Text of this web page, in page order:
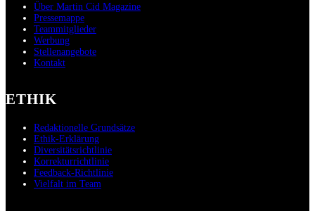
Über Martin Cid Magazine
Pressemappe
Teammitglieder
Werbung
Stellenangebote
Kontakt
ETHIK
Redaktionelle Grundsätze
Ethik-Erklärung
Diversitätsrichtlinie
Korrekturrichtlinie
Feedback-Richtlinie
Vielfalt im Team